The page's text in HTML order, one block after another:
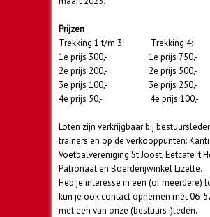
Prijzen
Trekking 1 t/m 3: Trekking 4:
1e prijs 300,- 1e prijs 750,-
2e prijs 200,- 2e prijs 500,-
3e prijs 100,- 3e prijs 250,-
4e prijs 50,- 4e prijs 100,-
Loten zijn verkrijgbaar bij
trainers en op de verkooppunten:
Voetbalvereniging St Joost, Eetcafe ’t
Patronaat en Boerderijwinkel Lizette.
Heb je interesse in een (of meerdere)
kun je ook contact opnemen met 06-
met een van onze (bestuurs-)leden.